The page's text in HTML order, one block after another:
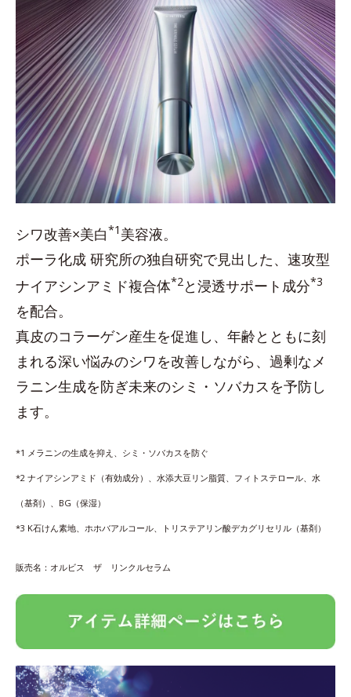
シワ改善×美白*1 美容液。
ポーラ化成 研究所の独自研究で見出した、速攻型
ナイアシンアミド複合体*2 と浸透サポート成分*3
を配合。
真皮のコラーゲン産生を促進し、年齢とともに刻
まれる深い悩みのシワを改善しながら、過剰なメ
ラニン生成を防ぎ未来のシミ・ソバカスを予防し
ます。
*1 メラニンの生成を抑え、シミ・ソバカスを防ぐ
*2 ナイアシンアミド（有効成分）、水添大豆リン脂質、フィトステロール、水
（基剤）、BG（保湿）
*3 K石けん素地、ホホバアルコール、トリステアリン酸デカグリセリル（基剤）
販売名：オルビス ザ リンクルセラム